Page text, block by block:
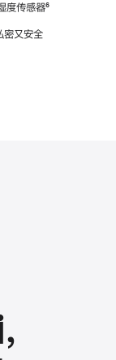
度传感器脚
⁶
密又安全